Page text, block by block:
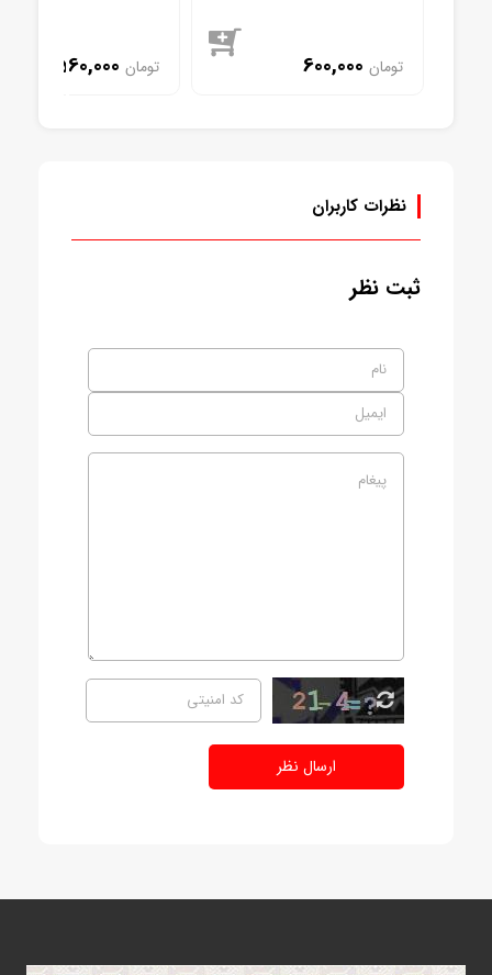
600,000 تومان 1,560,000 تومان
نظرات کاربران
ثبت نظر
ارسال نظر